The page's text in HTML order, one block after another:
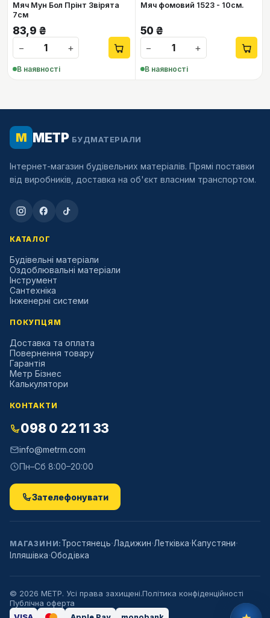
Мяч Мун Бол Прінт Звірята
7см
83,9 ₴
−
+
В наявності
Мяч фомовий 1523 - 10см.
50 ₴
−
+
В наявності
М МЕТР БУДМАТЕРІАЛИ
Інтернет-магазин будівельних матеріалів. Прямі поставки
від виробників, доставка на об'єкт власним транспортом.
КАТАЛОГ
Будівельні матеріали
Оздоблювальні матеріали
Інструмент
Сантехніка
Інженерні системи
ПОКУПЦЯМ
Доставка та оплата
Повернення товару
Гарантія
Метр Бізнес
Калькулятори
КОНТАКТИ
098 0 22 11 33
info@metrm.com
Пн–Сб 8:00–20:00
Зателефонувати
МАГАЗИНИ: Тростянець·Ладижин·Летківка·Капустяни·
Ілляшівка·Ободівка
© 2026 МЕТР. Усі права захищені.Політика конфіденційності
Публічна оферта